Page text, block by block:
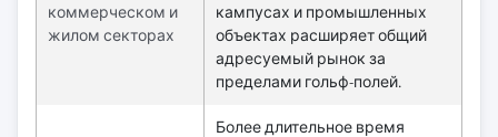
коммерческом и
жилом секторах
кампусах и промышленных
объектах расширяет общий
адресуемый рынок за
пределами гольф-полей.
Более длительное время